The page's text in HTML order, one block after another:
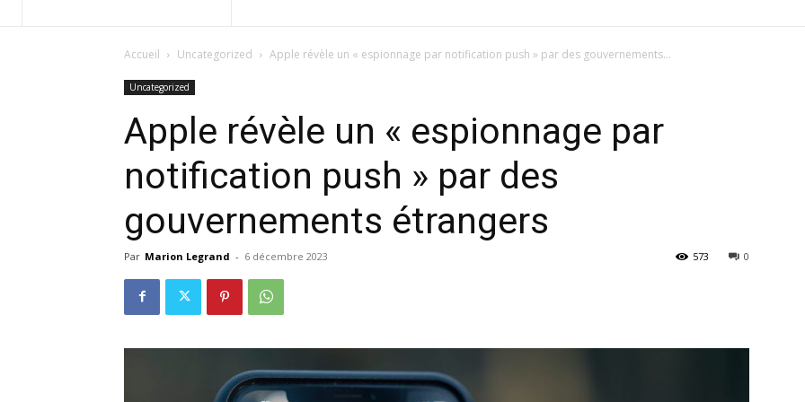
Accueil Uncategorized Apple révèle un « espionnage par notification push » par des gouvernements...
Uncategorized
Apple révèle un « espionnage par
notification push » par des
gouvernements étrangers
Par Marion Legrand - 6 décembre 2023 0
573